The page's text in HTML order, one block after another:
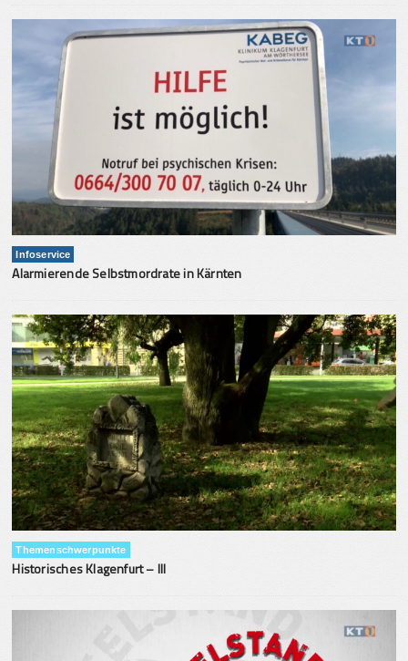
Infoservice
Alarmierende Selbstmordrate in Kärnten
Themenschwerpunkte
Historisches Klagenfurt – III